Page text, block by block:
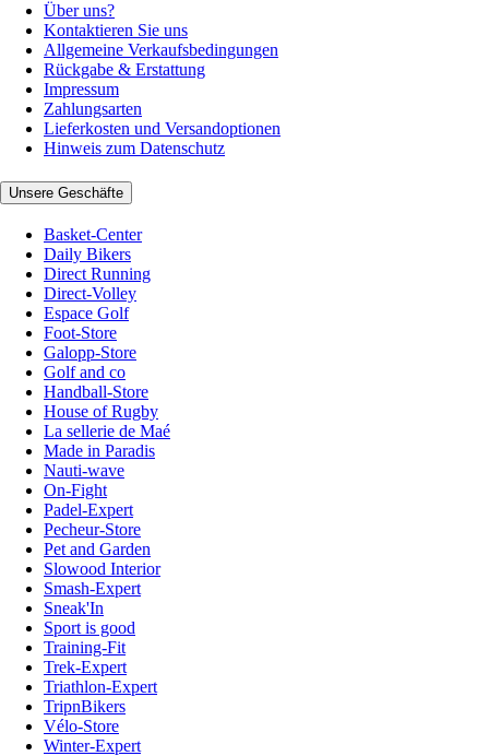
Über uns?
Kontaktieren Sie uns
Allgemeine Verkaufsbedingungen
Rückgabe & Erstattung
Impressum
Zahlungsarten
Lieferkosten und Versandoptionen
Hinweis zum Datenschutz
Unsere Geschäfte
Basket-Center
Daily Bikers
Direct Running
Direct-Volley
Espace Golf
Foot-Store
Galopp-Store
Golf and co
Handball-Store
House of Rugby
La sellerie de Maé
Made in Paradis
Nauti-wave
On-Fight
Padel-Expert
Pecheur-Store
Pet and Garden
Slowood Interior
Smash-Expert
Sneak'In
Sport is good
Training-Fit
Trek-Expert
Triathlon-Expert
TripnBikers
Vélo-Store
Winter-Expert